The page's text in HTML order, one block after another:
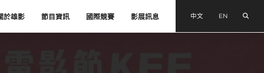
於雄影 節目資訊 國際競賽 影展訊息 中文 EN